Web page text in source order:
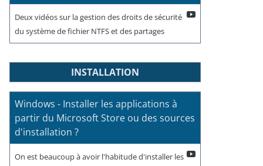
Deux vidéos sur la gestion des droits de sécurité
du système de fichier NTFS et des partages
INSTALLATION
Windows - Installer les applications à
partir du Microsoft Store ou des sources
d'installation ?
On est beaucoup à avoir l'habitude d'installer les